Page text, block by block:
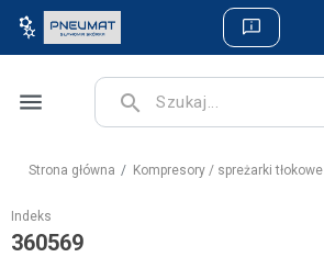
menu search
Strona główna Kompresory / spreżarki tłokowe
Indeks
360569